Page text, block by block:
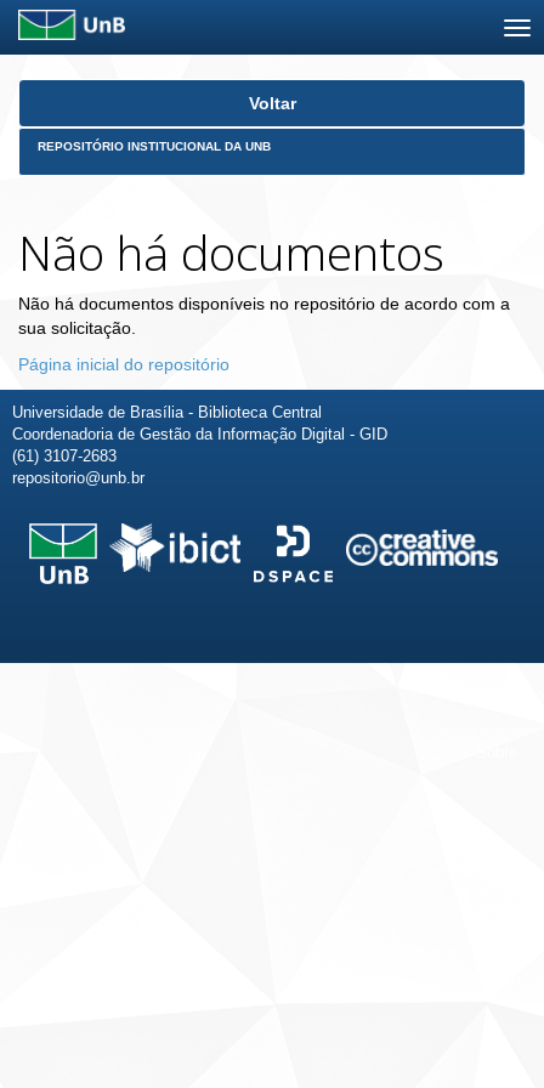
Skip
Voltar
REPOSITÓRIO INSTITUCIONAL DA UNB
Não há documentos
Não há documentos disponíveis no repositório de acordo com a
sua solicitação.
Página inicial do repositório
Universidade de Brasília - Biblioteca Central
Coordenadoria de Gestão da Informação Digital - GID
(61) 3107-2683
repositorio@unb.br